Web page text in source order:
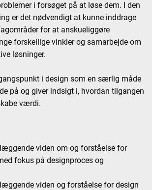
i forsøget på at løse dem. I den
er det nødvendigt at kunne inddrage
for at anskueliggøre
forskellige vinkler og samarbejde om
løsninger.
i design som en særlig måde
på og giver indsigt i, hvordan tilgangen
værdi.
viden om og forståelse for
fokus på designproces og
viden og forståelse for design